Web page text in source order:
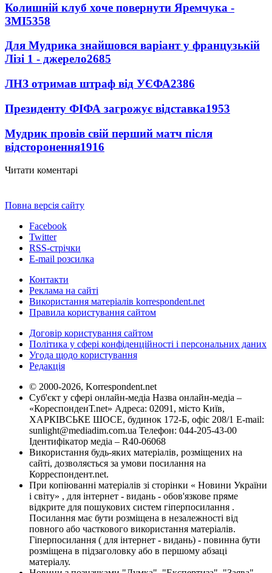
Колишній клуб хоче повернути Яремчука -
ЗМІ5358
Для Мудрика знайшовся варіант у французькій
Лізі 1 - джерело2685
ЛНЗ отримав штраф від УЄФА2386
Президенту ФІФА загрожує відставка1953
Мудрик провів свій перший матч після
відсторонення1916
Читати коментарі
Повна версія сайту
Facebook
Twitter
RSS-стрічки
E-mail розсилка
Контакти
Реклама на сайті
Використання матеріалів korrespondent.net
Правила користування сайтом
Договір користування сайтом
Політика у сфері конфіденційності і персональних даних
Угода щодо користування
Редакція
© 2000-2026, Korrespondent.net
Суб'єкт у сфері онлайн-медіа Назва онлайн-медіа –
«КореспонденТ.net» Адреса: 02091, місто Київ,
ХАРКІВСЬКЕ ШОСЕ, будинок 172-Б, офіс 208/1 E-mail:
sunlight@mediadim.com.ua Телефон: 044-205-43-00
Ідентифікатор медіа – R40-06068
Використання будь-яких матеріалів, розміщених на
сайті, дозволяється за умови посилання на
Корреспондент.net.
При копіюванні матеріалів зі сторінки « Новини України
і світу» , для інтернет - видань - обов'язкове пряме
відкрите для пошукових систем гіперпосилання .
Посилання має бути розміщена в незалежності від
повного або часткового використання матеріалів.
Гіперпосилання ( для інтернет - видань) - повинна бути
розміщена в підзаголовку або в першому абзаці
матеріалу.